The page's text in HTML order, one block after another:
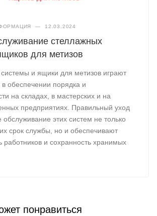
— 12.03.2024
стеллажных
для метизов
и ящики для метизов играют
обеспечении порядка и
на складах, в мастерских и на
предприятиях. Правильный уход
обслуживание этих систем не только
срок службы, но и обеспечивают
работников и сохранность хранимых
понравиться